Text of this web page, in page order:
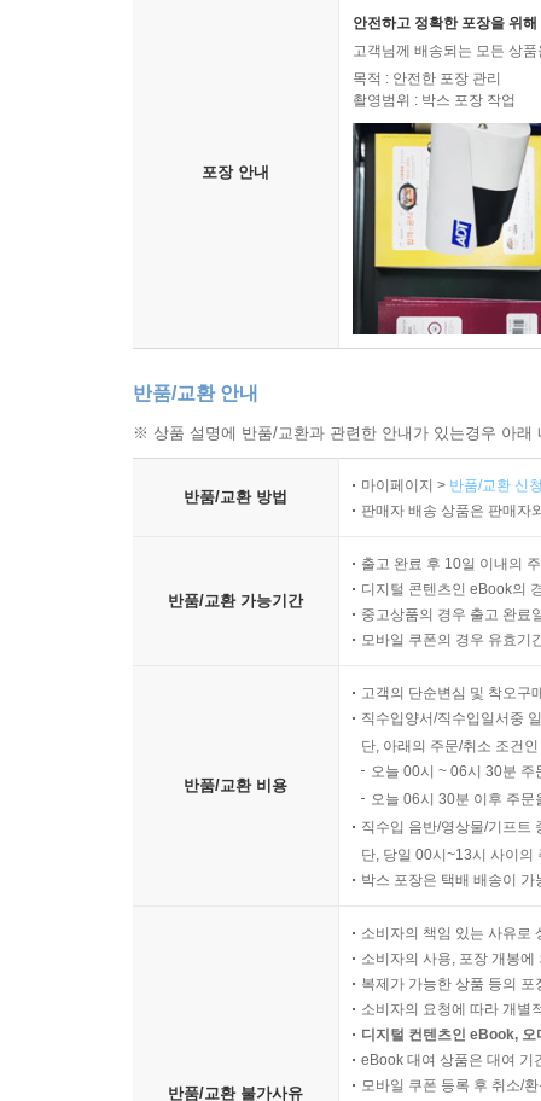
포장 안내
안전하고 정확한 포장을 위
고객님께 배송되는 모든 상
목적 : 안전한 포장 관리
촬영범위 : 박스 포장 작업
반품/교환 안내
※ 상품 설명에 반품/교환과 관련한 안내가 있는경우 아
반품/교환 방법
마이페이지 > 반품/교환 신
판매자 배송 상품은 판매자
반품/교환 가능기간
출고 완료 후 10일 이내의
디지털 콘텐츠인 eBook의
중고상품의 경우 출고 완료
모바일 쿠폰의 경우 유효기
반품/교환 비용
고객의 단순변심 및 착오구
직수입양서/직수입일서중
단, 아래의 주문/취소 조건
오늘 00시 ~ 06시 30분
오늘 06시 30분 이후 주
직수입 음반/영상물/기프트
단, 당일 00시~13시 사이의
박스 포장은 택배 배송이
반품/교환 불가사유
소비자의 책임 있는 사유로
소비자의 사용, 포장 개봉
복제가 가능한 상품 등의
소비자의 요청에 따라 개별
디지털 컨텐츠인 eBook,
eBook 대여 상품은 대여 기
모바일 쿠폰 등록 후 취소/